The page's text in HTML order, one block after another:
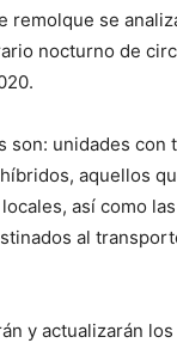
remolque se
nocturno de
unidades con
aquellos
así como
al
y actualizarán